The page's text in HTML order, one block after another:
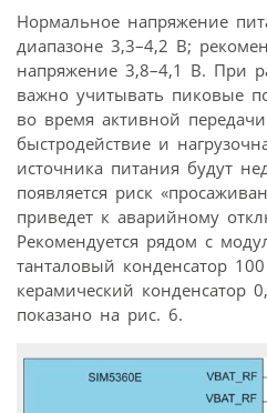
Нормальное напряжение
диапазоне 3,3–4,2 В;
напряжение 3,8–4,1 В. При
важно учитывать пиковые
во время активной передачи
быстродействие и
источника питания будут
появляется риск
приведет к аварийному
Рекомендуется рядом с
танталовый конденсатор
керамический конденсатор
показано на рис. 6.